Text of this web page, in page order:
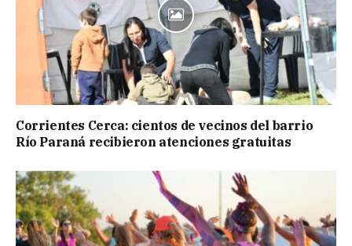
Corrientes Cerca: cientos de vecinos del barrio
Río Paraná recibieron atenciones gratuitas